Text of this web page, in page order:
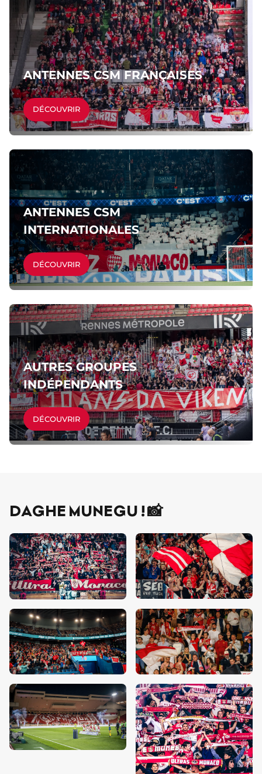
ANTENNES CSM FRANÇAISES
DÉCOUVRIR
ANTENNES CSM
INTERNATIONALES
DÉCOUVRIR
AUTRES GROUPES
INDÉPENDANTS
DÉCOUVRIR
DAGHE MUNEGU ! 📸